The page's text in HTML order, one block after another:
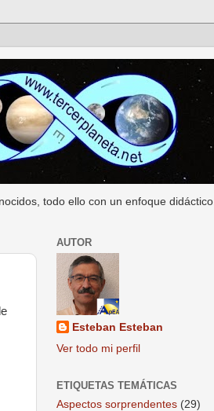
todo ello con un enfoque didáctico.
AUTOR
Esteban Esteban
Ver todo mi perfil
ETIQUETAS TEMÁTICAS
Aspectos sorprendentes (29)